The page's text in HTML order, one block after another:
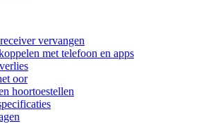
vervangen
met telefoon en apps
oor
hoortoestellen